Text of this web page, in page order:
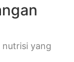
nutrisi yang